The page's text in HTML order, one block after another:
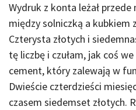
Wydruk z konta leżał
między solniczką a kubkiem
Czterysta złotych i
tę liczbę i czułam, jak coś
cement, który zalewają w
Dwieście czterdzieści
czasem siedemset złotych.